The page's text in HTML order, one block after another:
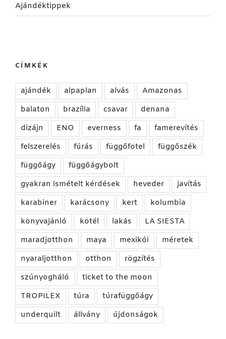
Ajándéktippek
CÍMKÉK
ajándék alpaplan alvás
Amazonas
balaton
brazília csavar
denana
dizájn
ENO everness fa
famerevítés
felszerelés
fúrás függőfotel
függőszék
függőágy
függőágybolt
gyakran ismételt kérdések
heveder
javítás
karabiner
karácsony kert
kolumbia
könyvajánló
kötél lakás
LA SIESTA
maradjotthon
maya mexikói
méretek
nyaraljotthon
otthon
rögzítés
szúnyogháló
ticket to the moon
TROPILEX
túra
túrafüggőágy
underquilt
állvány újdonságok